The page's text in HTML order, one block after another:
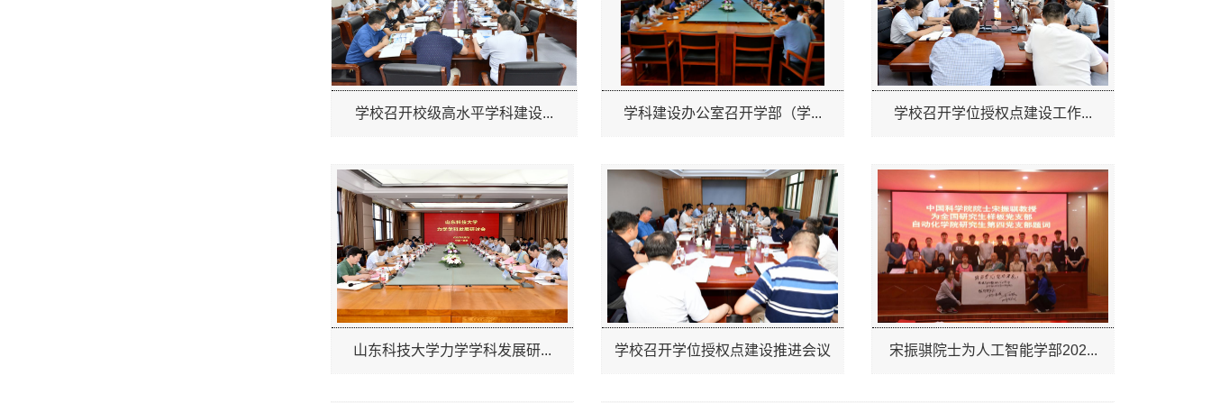
学校召开校级高水平学科建设... 学科建设办公室召开学部（学... 学校召开学位授权点建设工作...
山东科技大学力学学科发展研... 学校召开学位授权点建设推进会议 宋振骐院士为人工智能学部202...